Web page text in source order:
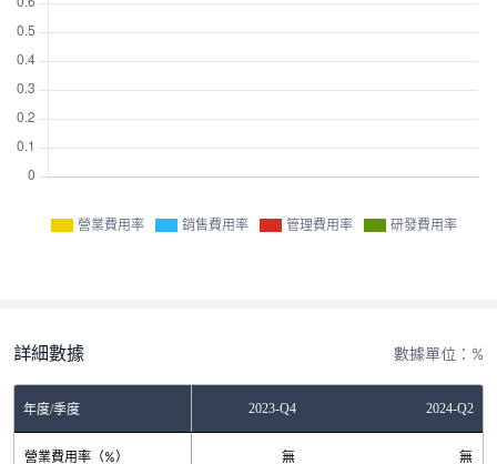
營業費用率 銷售費用率 管理費用率 研發費用率
詳細數據 數據單位：%
年度/季度2023-Q2 2023-Q4 2024-Q2
營業費用率（%）
無 無 無